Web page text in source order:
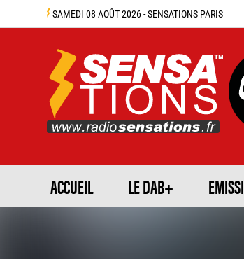
SAMEDI 08 AOÛT 2026 - SENSATIONS PARIS
ACCUEIL LE DAB+